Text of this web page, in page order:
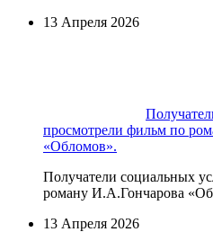
13 Апреля 2026
просмотрели фильм по
«Обломов».
Получатели социальных
роману И.А.Гончарова
13 Апреля 2026